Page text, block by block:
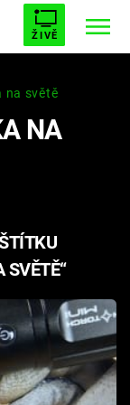
ŽIVĚ
UPÍRŮ
na světě
NA
SVĚTĚ“